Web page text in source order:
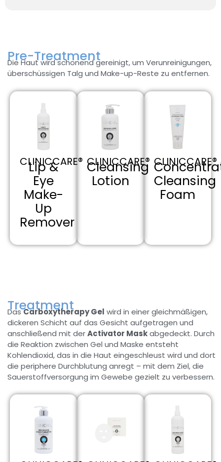
Pre-Treatment
Die Haut wird schonend gereinigt, um Verunreinigungen,
überschüssigen Talg und Make-up-Reste zu entfernen.
CLINICCARE®
Lip &
Eye
Make-
Up
Remover
CLINICCARE®
Cleansing
Lotion
CLINICCARE®
Cleansing
Foam
Treatment
DasCarboxytherapy Gel wird in einer gleichmäßigen,
dickeren Schicht auf das Gesicht aufgetragen und
anschließend mit derActivator Maskabgedeckt. Durch
die Reaktion zwischen Gel und Maske entsteht
Kohlendioxid, das in die Haut eingeschleust wird und dort
die periphere Durchblutung anregt – mit dem Ziel, die
Sauerstoffversorgung im Gewebe gezielt zu verbessern.